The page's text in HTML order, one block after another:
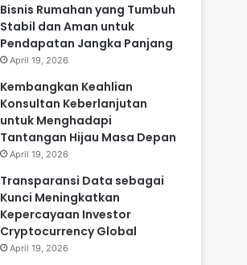
Bisnis Rumahan yang Tumbuh
Stabil dan Aman untuk
Pendapatan Jangka Panjang
April 19, 2026
Kembangkan Keahlian
Konsultan Keberlanjutan
untuk Menghadapi
Tantangan Hijau Masa Depan
April 19, 2026
Transparansi Data sebagai
Kunci Meningkatkan
Kepercayaan Investor
Cryptocurrency Global
April 19, 2026